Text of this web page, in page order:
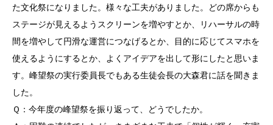
た文化祭になりました。様々な工夫がありました。どの席からも
ステージが見えるようスクリーンを増やすとか、リハーサルの時
間を増やして円滑な運営につなげるとか、目的に応じてスマホを
使えるようにするとか、よくアイデアを出して形にしたと思いま
す。峰望祭の実行委員長でもある生徒会長の大森君に話を聞きま
した。
Ｑ：今年度の峰望祭を振り返って、どうでしたか。